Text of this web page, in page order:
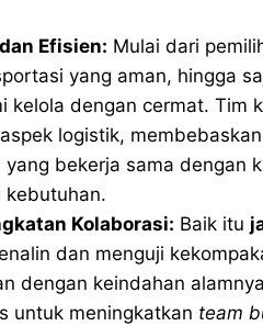
Efisien: Mulai dari
yang aman, hingga
kelola dengan cermat. Tim
logistik,
bekerja sama dengan
kebutuhan.
Kolaborasi: Baik itu
dan menguji
dengan keindahan
untuk meningkatkan team